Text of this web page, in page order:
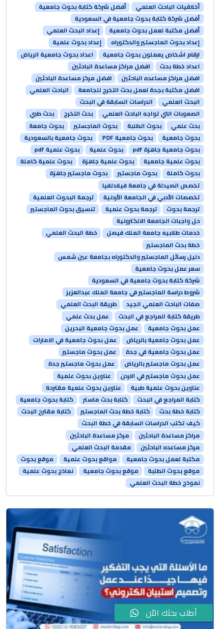
أخلاقيات الباحث العلمي
أفضل شركة كتابة بحوث جامعية
أفضل شركة كتابة بحوث جامعية في السعودية
أفضل مكتبة لعمل بحوث جامعية
إعداد البحث العلمي
إعداد بحوث الماجستير والدكتوراه
إعداد بحوث علمية
ارقام اشخاص يعملون بحوث جامعية
اعداد بحوث جامعية الرياض
اعداد خطة بحث
افضل مراكز مساعدة الباحثين
افضل مراكز مساعده الباحثين
افضل مركز مساعدة الباحثين
افضل مكتبة بجدة لعمل بحث التخرج للجامعة
الباحث العلمي
البحث العلمي
الدراسات السابقة في البحث
الصعوبات التي تواجه الباحث العلمي
بحث التخرج
بحث طبي
بحث علمي
بحوث الطلبة بحوث الماجستير
بحوث جامعة
بحوث جامعية
بحوث جامعية PDF
بحوث جامعية بالسعودية
بحوث جامعية جاهزة pdf
بحوث علمية
بحوث علمية pdf
بحوث علمية جامعية
بحوث علمية جاهزة
بحوث علمية كاملة
بحوث كاملة
بحوث ماجستير
بحوث ماجستير جاهزة
تخصص الصيدلة في جامعة فيلادلفيا
تخصصات الأدبي في الجامعة الأردنية
ترجمة البحوث العلمية
ترجمة بحوث
ترجمة بحوث علمية
تنسيق بحوث الماجستير
حل واجبات الجامعة الالكترونية
خدمات طلابيه جامعة الملك فيصل
خطة البحث العلمي
خطة بحث الماجستير
دليل رسائل الماجستير والدكتوراه بجامعة عين شمس
سعر عمل بحوث جامعية
شركة كتابة بحوث جامعية في السعودية
شروط دراسة الماجستير في جامعة الملك عبدالعزيز
صفات الباحث العلمي الجيد
طريقة البحث العلمي
طريقة كتابة المراجع في البحث
عمل بحث علمي
عمل بحوث جامعية
عمل بحوث جامعية البحرين
عمل بحوث جامعية بالرياض
عمل بحوث جامعية في الامارات
عمل بحوث جامعية في جدة
عمل بحوث ماجستير
عمل بحوث ماجستير بالرياض
عمل بحوث ماجستير جدة
عمل بحوث ماجستير في الاردن
عناوين بحوث علمية
عناوين بحوث علمية طبية
عناوين بحوث علمية مقترحة
كتابة المراجع في البحث
كتابة بحث ماستر
كتابة بحوث جامعية
كتابة خطة بحث
كتابة خطة بحث الماجستير
كتابة مقترح البحث
كيف تكتب الدراسات السابقة في خطة البحث
مراكز مساعدة الباحثين
مركز مساعدة الباحثين
مركز مساعده الباحثين
مقدمة البحث العلمي
مكتبة لعمل بحوث جامعية
مواقع بحوث علمية
موقع بحوث
موقع بحوث الطلبة
موقع بحوث جامعية
نماذج بحوث علمية
نموذج خطة البحث العلمي
أطلب بحثك الاّن